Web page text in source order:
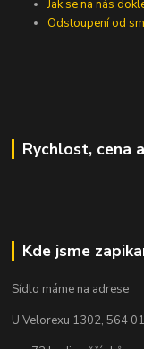
Jak se na nás
Odstoupení od
Rychlost, cena
Kde jsme
Sídlo máme na adrese
U Velorexu 1302, 564